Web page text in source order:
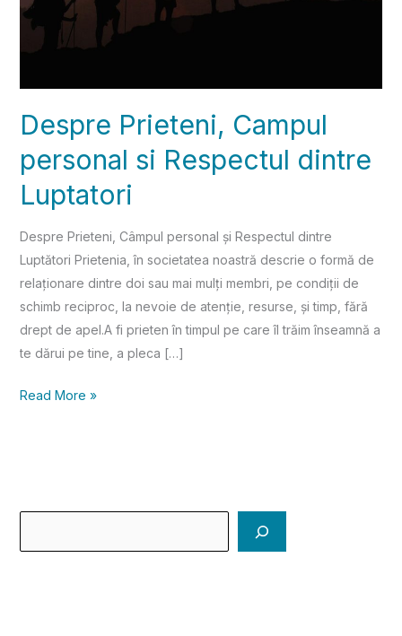
Despre Prieteni, Campul
personal si Respectul dintre
Luptatori
Despre Prieteni, Câmpul personal și Respectul dintre
Luptători Prietenia, în societatea noastră descrie o formă de
relaționare dintre doi sau mai mulți membri, pe condiții de
schimb reciproc, la nevoie de atenție, resurse, și timp, fără
drept de apel.A fi prieten în timpul pe care îl trăim înseamnă a
te dărui pe tine, a pleca […]
Read More »